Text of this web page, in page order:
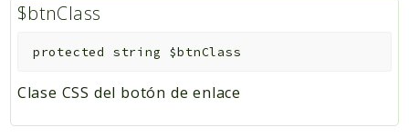
$btnClass
protected string $btnClass
Clase CSS del botón de enlace